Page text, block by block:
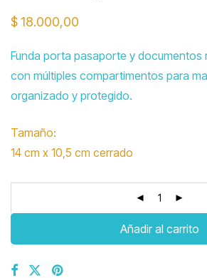
$18.000,00
Funda porta pasaporte y documentos
con múltiples compartimentos para
organizado y protegido.
Tamaño:
14 cm x 10,5 cm cerrado
Añadir al carrito